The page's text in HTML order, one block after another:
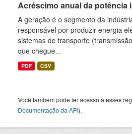
Acréscimo anual da potência
A geração é o segmento da
responsável por produzir energia
sistemas de transporte
que chegue...
PDF CSV
Você também pode ter acesso a esses
Documentação da API).